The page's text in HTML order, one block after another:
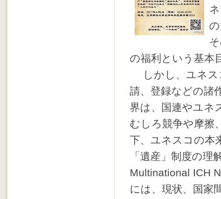
の福利という基本
しかし、ユネス
請、登録などの諸
界は、国連やユネ
むしろ競争や摩擦
下、ユネスコの本
「遺産」制度の理
Multinational ICH
には、現状、国家